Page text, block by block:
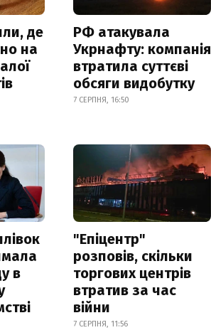
де
на
РФ атакувала
Укрнафту: компанія
втратила суттєві
обсяги видобутку
7 СЕРПНЯ, 16:50
в
"Епіцентр"
розповів, скільки
торгових центрів
втратив за час
війни
7 СЕРПНЯ, 11:56